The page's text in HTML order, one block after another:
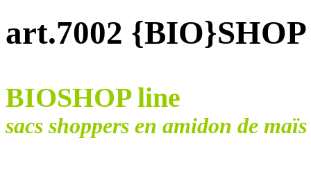
art.7002
BIOSHOP line
sacs shoppers en amidon de